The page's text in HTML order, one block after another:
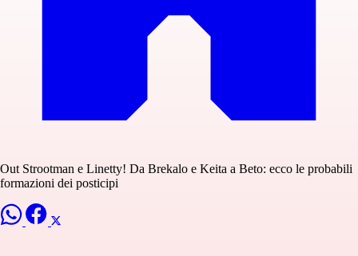
Out Strootman e Linetty! Da Brekalo e Keita a Beto: ecco le probabili
formazioni dei posticipi